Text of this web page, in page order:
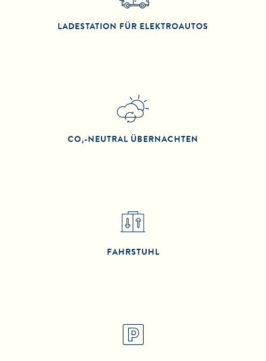
LADESTATION FÜR ELEKTROAUTOS
CO₂-NEUTRAL ÜBERNACHTEN
FAHRSTUHL